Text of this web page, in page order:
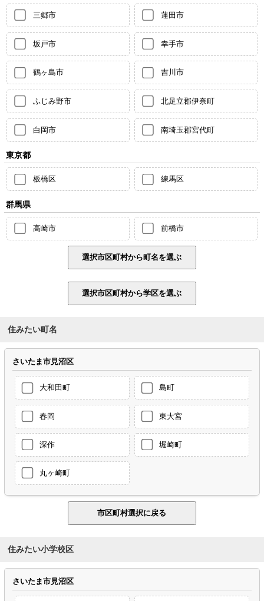
三郷市 蓮田市
坂戸市 幸手市
鶴ヶ島市 吉川市
ふじみ野市 北足立郡伊奈町
白岡市 南埼玉郡宮代町
東京都
板橋区 練馬区
群馬県
高崎市 前橋市
住みたい町名
さいたま市見沼区
大和田町 島町
春岡 東大宮
深作 堀崎町
丸ヶ崎町
住みたい小学校区
さいたま市見沼区